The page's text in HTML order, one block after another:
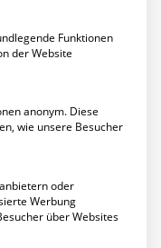
für die eine
Funktionen
der Website
anonym. Diese
wie unsere Besucher
oder
Werbung
über Websites